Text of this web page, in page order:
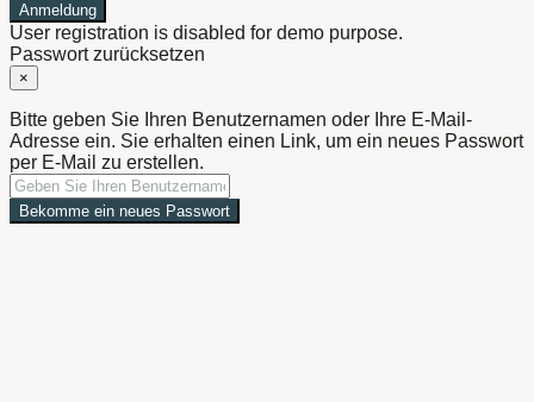
Anmeldung
User registration is disabled for demo purpose.
Passwort zurücksetzen
×
Bitte geben Sie Ihren Benutzernamen oder Ihre E-Mail-
Adresse ein. Sie erhalten einen Link, um ein neues Passwort
per E-Mail zu erstellen.
Bekomme ein neues Passwort